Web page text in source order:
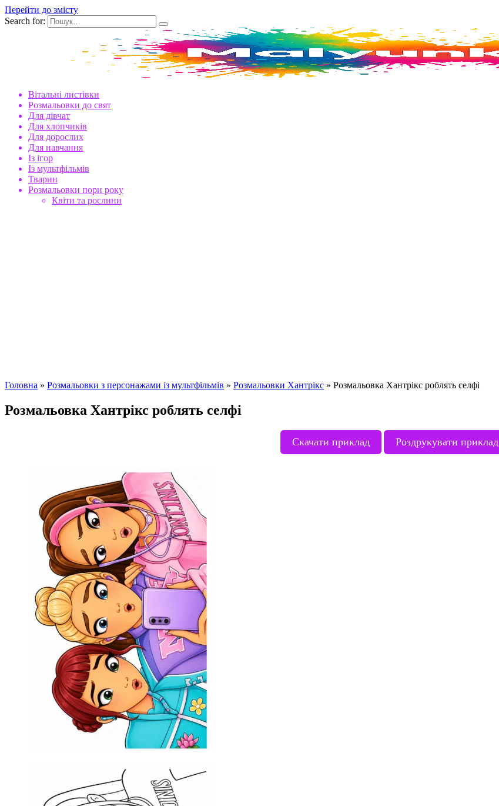
Перейти до змісту
Search for:
Вітальні листівки
Розмальовки до свят
Для дівчат
Для хлопчиків
Для дорослих
Для навчання
Із ігор
Із мультфільмів
Тварин
Розмальовки пори року
Квіти та рослини
Головна » Розмальовки з персонажами із мультфільмів » Розмальовки Хантрікс » Розмальовка Хантрікс роблять селфі
Розмальовка Хантрікс роблять селфі
Скачати приклад Роздрукувати приклад